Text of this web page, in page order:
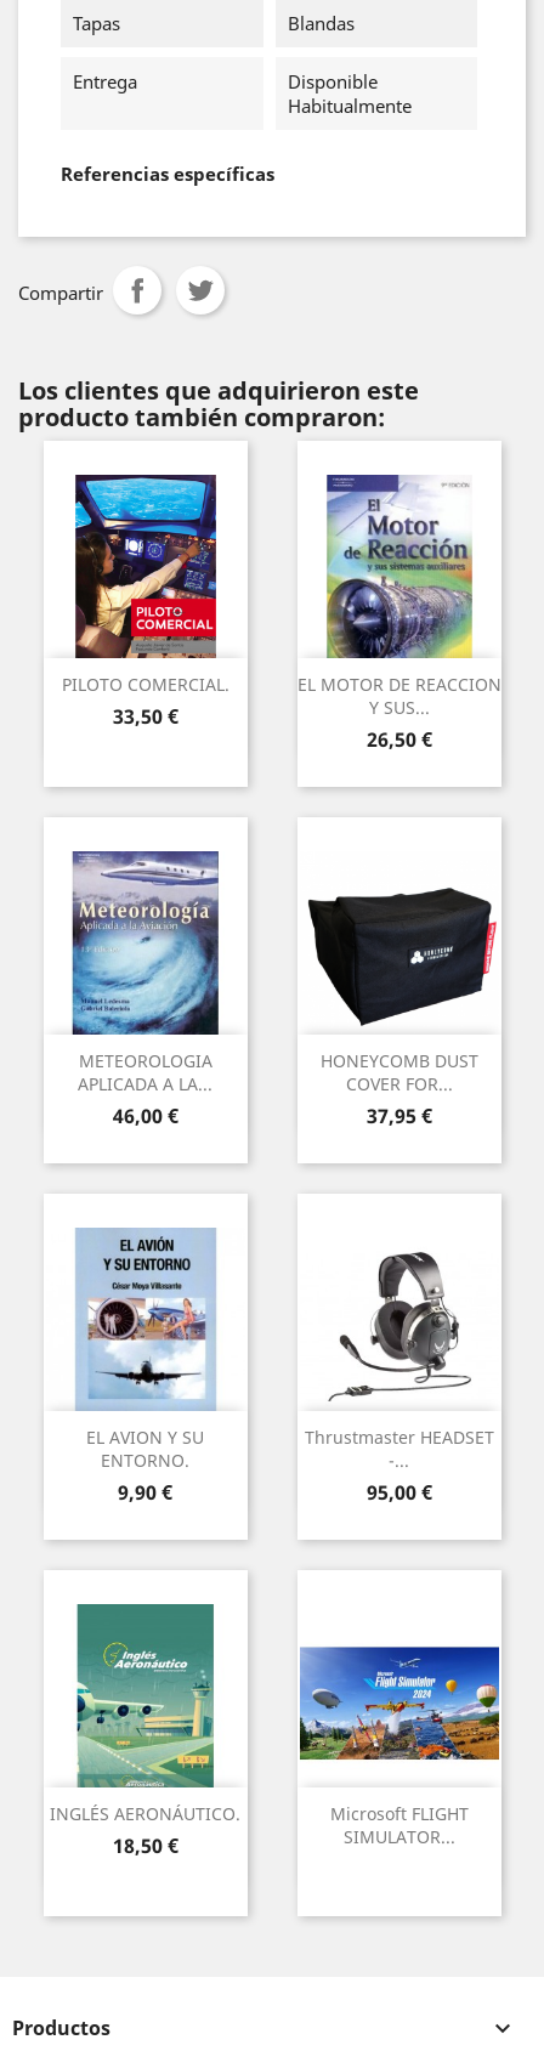
Tapas Blandas
Entrega
Disponible
Habitualmente
Referencias específicas
Compartir
Los clientes que adquirieron este
producto también compraron:
PILOTO COMERCIAL.
Precio
33,50 €
EL MOTOR DE REACCION
Y SUS...
Precio
26,50 €
METEOROLOGIA
APLICADA A LA...
Precio
46,00 €
HONEYCOMB DUST
COVER FOR...
Precio
37,95 €
EL AVION Y SU
ENTORNO.
Precio
9,90 €
Thrustmaster HEADSET
-...
Precio
95,00 €
INGLÉS AERONÁUTICO.
Precio
18,50 €
Microsoft FLIGHT
SIMULATOR...
Productos 